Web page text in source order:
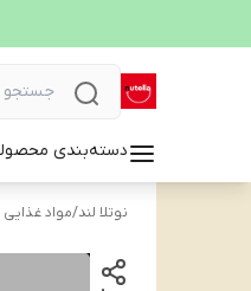
دسته‌بندی
نوتلا لند/مواد غذایی